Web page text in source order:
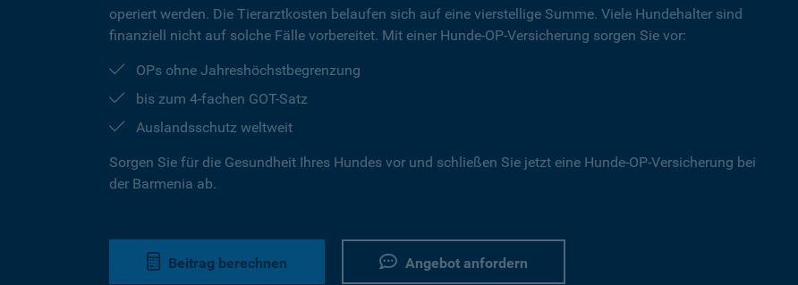
operiert werden. Die Tierarztkosten belaufen sich auf eine vierstellige Summe. Viele Hundehalter sind
finanziell nicht auf solche Fälle vorbereitet. Mit einer Hunde-OP-Versicherung sorgen Sie vor:
OPs ohne Jahreshöchstbegrenzung
bis zum 4-fachen GOT-Satz
Auslandsschutz weltweit
Sorgen Sie für die Gesundheit Ihres Hundes vor und schließen Sie jetzt eine Hunde-OP-Versicherung bei
der Barmenia ab.
Beitrag berechnen Angebot anfordern